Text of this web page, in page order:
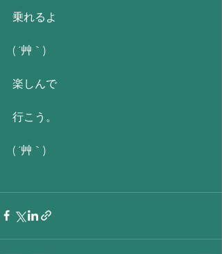
乗れるよ
( ´艸｀)
楽しんで
行こう。
( ´艸｀)